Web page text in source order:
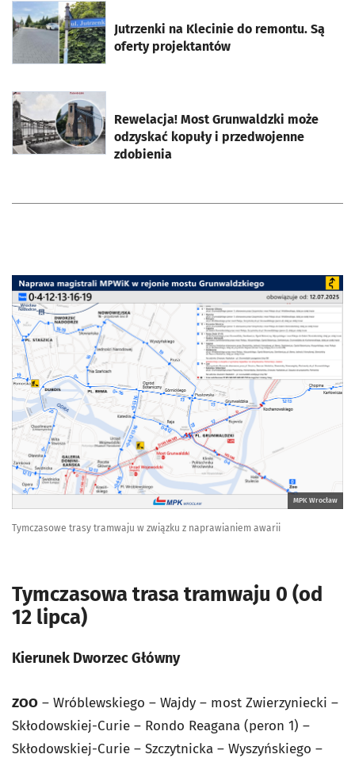
Jutrzenki na Klecinie do remontu. Są
oferty projektantów
otworzy się w nowej karcie
Rewelacja! Most Grunwaldzki może
odzyskać kopuły i przedwojenne
zdobienia
otworzy się w nowej karcie
MPK Wrocław
Tymczasowe trasy tramwaju w związku z naprawianiem awarii
Tymczasowa trasa tramwaju 0 (od
12 lipca)
Kierunek Dworzec Główny
ZOO – Wróblewskiego – Wajdy – most Zwierzyniecki –
Skłodowskiej-Curie – Rondo Reagana (peron 1) –
Skłodowskiej-Curie – Szczytnicka – Wyszyńskiego –